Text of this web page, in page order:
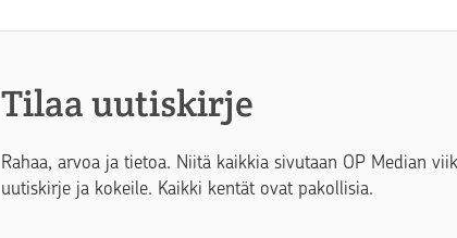
Tilaa uutiskirje
Rahaa, arvoa ja tietoa. Niitä kaikkia sivutaan OP Median
uutiskirje ja kokeile. Kaikki kentät ovat pakollisia.